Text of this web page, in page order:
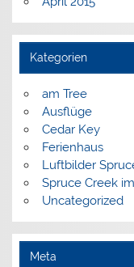
Kategorien
am Tree
Ausflüge
Cedar Key
Ferienhaus
Luftbilder
Spruce Creek
Uncategorized
Meta